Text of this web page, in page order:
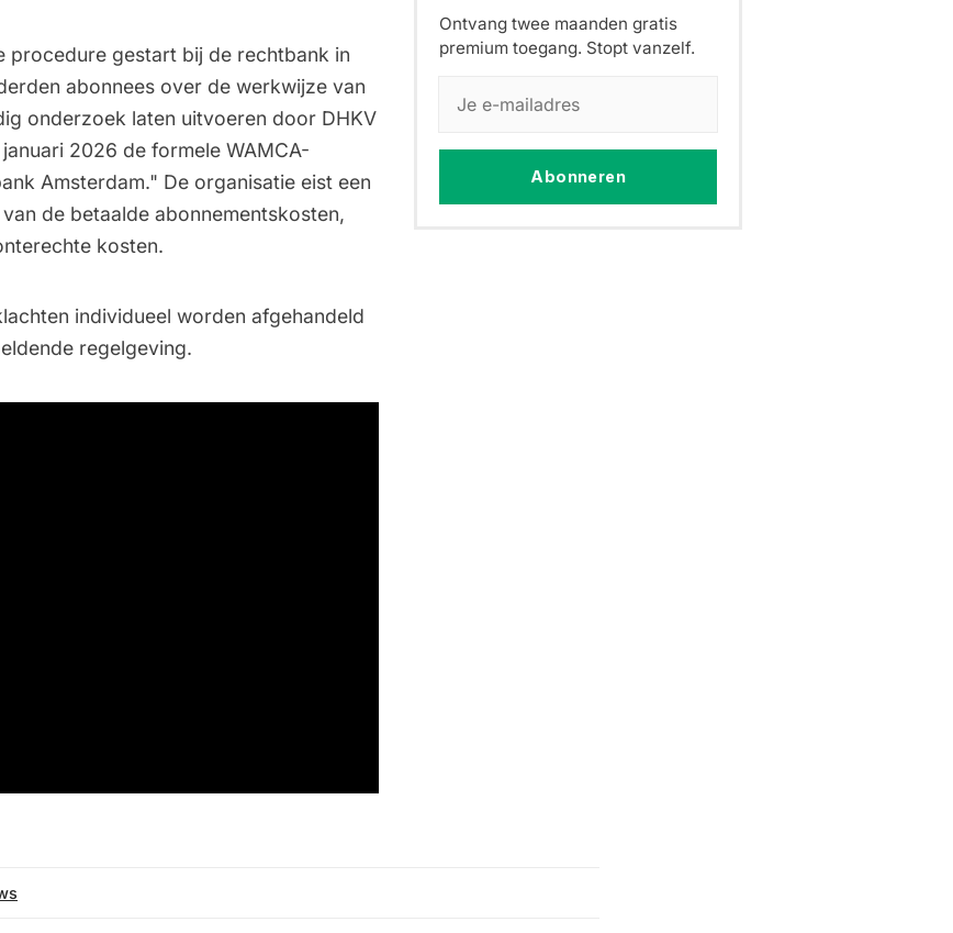
procedure gestart bij de rechtbank in
abonnees over de werkwijze van
onderzoek laten uitvoeren door DHKV
2026 de formele WAMCA-
Amsterdam." De organisatie eist een
de betaalde abonnementskosten,
kosten.
individueel worden afgehandeld
regelgeving.
Ontvang twee maanden gratis
premium toegang. Stopt vanzelf.
Abonneren